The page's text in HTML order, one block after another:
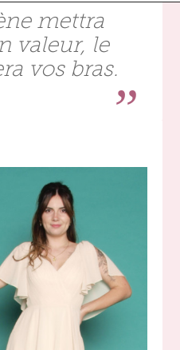
mettra
valeur, le
vos bras.